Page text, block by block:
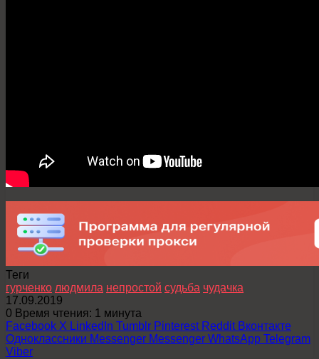
Теги
гурченко людмила непростой судьба чудачка
17.09.2019
0 Время чтения: 1 минута
Facebook X LinkedIn Tumblr Pinterest Reddit Вконтакте
Одноклассники Messenger Messenger WhatsApp Telegram
Viber